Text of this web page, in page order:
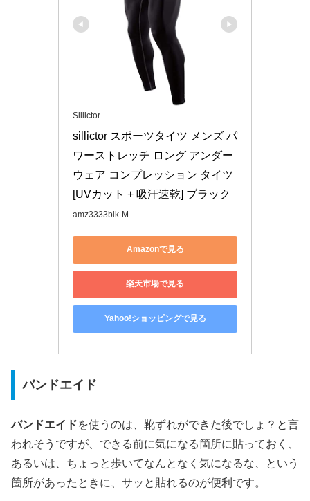
Sillictor
sillictor スポーツタイツ メンズ パ
ワーストレッチ ロング アンダー
ウェア コンプレッション タイツ
[UVカット + 吸汗速乾] ブラック
amz3333blk-M
Amazonで見る
楽天市場で見る
Yahoo!ショッピングで見る
バンドエイド
バンドエイドを使うのは、靴ずれができた後でしょ？と言
われそうですが、できる前に気になる箇所に貼っておく、
あるいは、ちょっと歩いてなんとなく気になるな、という
箇所があったときに、サッと貼れるのが便利です。